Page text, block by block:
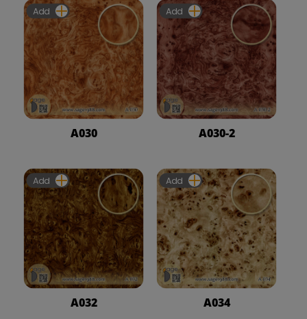
A030
Add
A030-2
Add
A032
Add
A034
Add